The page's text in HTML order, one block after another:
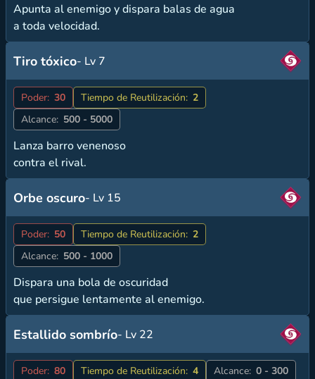
Apunta al enemigo y dispara balas de agua
a toda velocidad.
Tiro tóxico- Lv 7
Poder: 30 Tiempo de Reutilización: 2
Alcance: 500 - 5000
Lanza barro venenoso
contra el rival.
Orbe oscuro- Lv 15
Poder: 50 Tiempo de Reutilización: 2
Alcance: 500 - 1000
Dispara una bola de oscuridad
que persigue lentamente al enemigo.
Estallido sombrío- Lv 22
Poder: 80 Tiempo de Reutilización: 4 Alcance: 0 - 300